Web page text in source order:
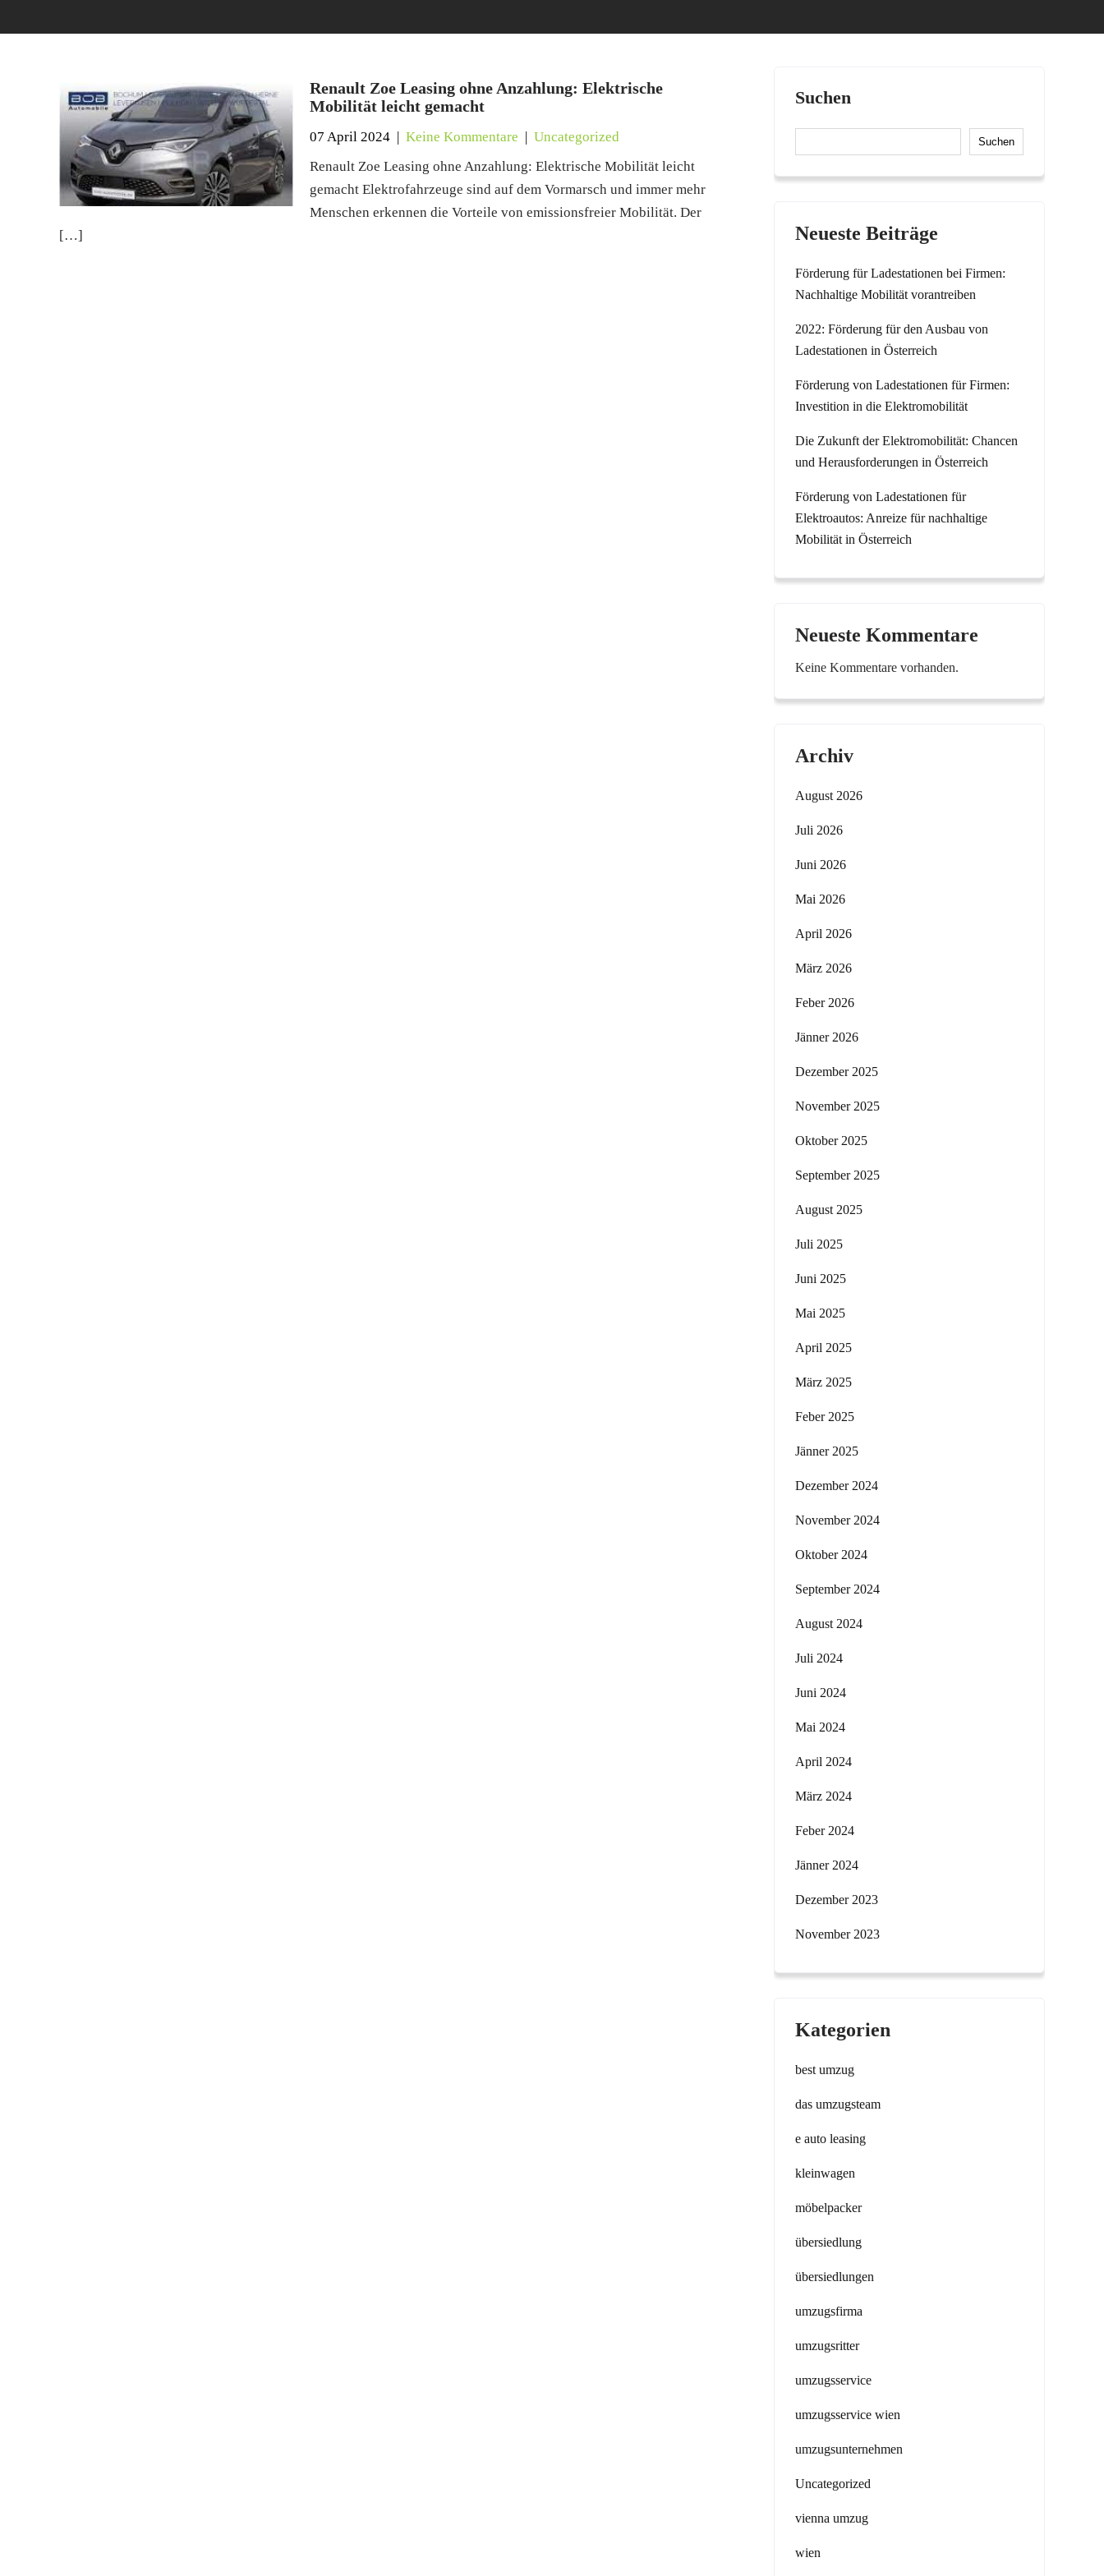
Renault Zoe Leasing ohne Anzahlung: Elektrische
Mobilität leicht gemacht
07 April 2024 |Keine Kommentare |Uncategorized
Renault Zoe Leasing ohne Anzahlung: Elektrische Mobilität leicht
gemacht Elektrofahrzeuge sind auf dem Vormarsch und immer mehr
Menschen erkennen die Vorteile von emissionsfreier Mobilität. Der
[…]
Suchen
Suchen
Neueste Beiträge
Förderung für Ladestationen bei Firmen:
Nachhaltige Mobilität vorantreiben
2022: Förderung für den Ausbau von
Ladestationen in Österreich
Förderung von Ladestationen für Firmen:
Investition in die Elektromobilität
Die Zukunft der Elektromobilität: Chancen
und Herausforderungen in Österreich
Förderung von Ladestationen für
Elektroautos: Anreize für nachhaltige
Mobilität in Österreich
Neueste Kommentare
Keine Kommentare vorhanden.
Archiv
August 2026
Juli 2026
Juni 2026
Mai 2026
April 2026
März 2026
Feber 2026
Jänner 2026
Dezember 2025
November 2025
Oktober 2025
September 2025
August 2025
Juli 2025
Juni 2025
Mai 2025
April 2025
März 2025
Feber 2025
Jänner 2025
Dezember 2024
November 2024
Oktober 2024
September 2024
August 2024
Juli 2024
Juni 2024
Mai 2024
April 2024
März 2024
Feber 2024
Jänner 2024
Dezember 2023
November 2023
Kategorien
best umzug
das umzugsteam
e auto leasing
kleinwagen
möbelpacker
übersiedlung
übersiedlungen
umzugsfirma
umzugsritter
umzugsservice
umzugsservice wien
umzugsunternehmen
Uncategorized
vienna umzug
wien